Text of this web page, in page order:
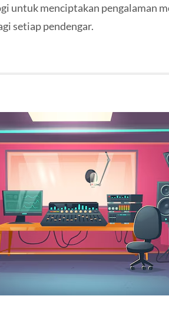
untuk menciptakan pengalaman
setiap pendengar.